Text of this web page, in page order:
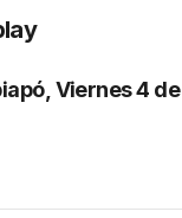
Viernes 4 de